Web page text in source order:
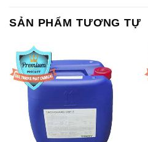
Chất Bảo Quản CMIT Thái
Lan Thailand